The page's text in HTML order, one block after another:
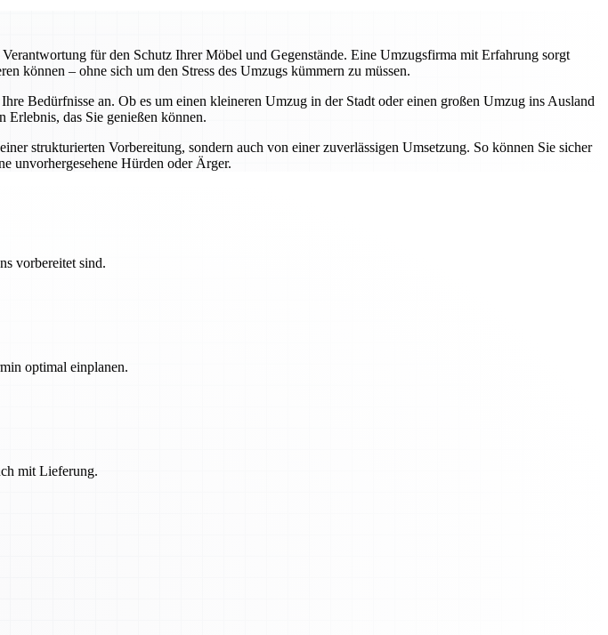
für den Schutz Ihrer Möbel und Gegenstände. Eine Umzugsfirma mit Erfahrung sorgt
können – ohne sich um den Stress des Umzugs kümmern zu müssen.
Bedürfnisse an. Ob es um einen kleineren Umzug in der Stadt oder einen großen Umzug ins Ausland
Erlebnis, das Sie genießen können.
strukturierten Vorbereitung, sondern auch von einer zuverlässigen Umsetzung. So können Sie sicher
unvorhergesehene Hürden oder Ärger.
vorbereitet sind.
optimal einplanen.
mit Lieferung.